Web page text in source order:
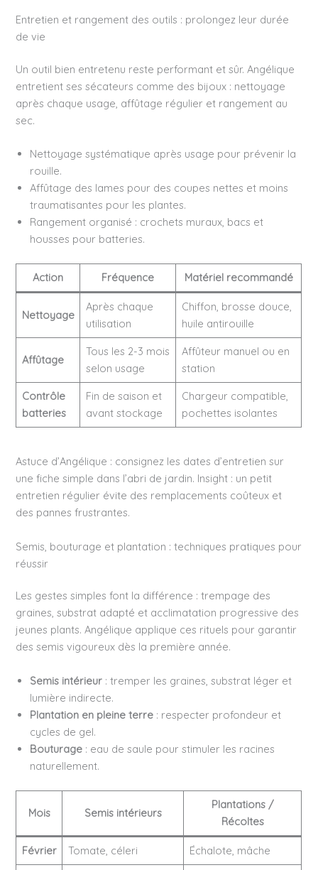
Entretien et rangement des outils : prolongez leur durée
de vie
Un outil bien entretenu reste performant et sûr. Angélique
entretient ses sécateurs comme des bijoux : nettoyage
après chaque usage, affûtage régulier et rangement au
sec.
Nettoyage systématique après usage pour prévenir la
rouille.
Affûtage des lames pour des coupes nettes et moins
traumatisantes pour les plantes.
Rangement organisé : crochets muraux, bacs et
housses pour batteries.
Action Fréquence Matériel recommandé
Nettoyage
Après chaque
utilisation
Chiffon, brosse douce,
huile antirouille
Affûtage
Tous les 2-3 mois
selon usage
Affûteur manuel ou en
station
Contrôle
batteries
Fin de saison et
avant stockage
Chargeur compatible,
pochettes isolantes
Astuce d’Angélique : consignez les dates d’entretien sur
une fiche simple dans l’abri de jardin. Insight : un petit
entretien régulier évite des remplacements coûteux et
des pannes frustrantes.
Semis, bouturage et plantation : techniques pratiques pour
réussir
Les gestes simples font la différence : trempage des
graines, substrat adapté et acclimatation progressive des
jeunes plants. Angélique applique ces rituels pour garantir
des semis vigoureux dès la première année.
Semis intérieur : tremper les graines, substrat léger et
lumière indirecte.
Plantation en pleine terre : respecter profondeur et
cycles de gel.
Bouturage : eau de saule pour stimuler les racines
naturellement.
Mois Semis intérieurs
Plantations /
Récoltes
Février Tomate, céleri Échalote, mâche